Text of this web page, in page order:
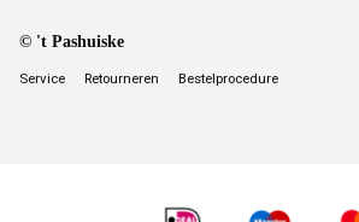
© 't Pashuiske
Service Retourneren Bestelprocedure